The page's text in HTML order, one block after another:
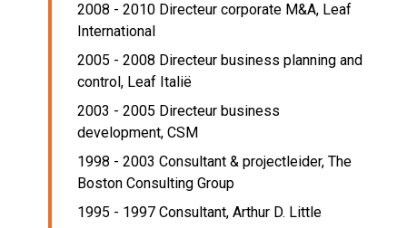
2008 - 2010 Directeur corporate M&A, Leaf
International
2005 - 2008 Directeur business planning and
control, Leaf Italië
2003 - 2005 Directeur business
development, CSM
1998 - 2003 Consultant & projectleider, The
Boston Consulting Group
1995 - 1997 Consultant, Arthur D. Little